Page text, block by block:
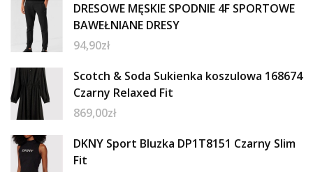
DRESOWE MĘSKIE SPODNIE 4F SPORTOWE
BAWEŁNIANE DRESY
94,90zł
Scotch & Soda Sukienka koszulowa 168674
Czarny Relaxed Fit
869,00zł
DKNY Sport Bluzka DP1T8151 Czarny Slim
Fit